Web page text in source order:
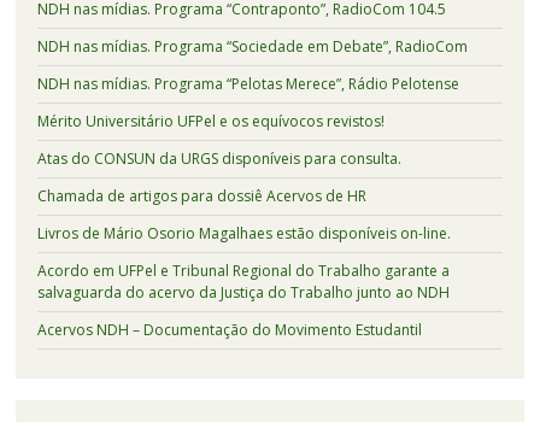
NDH nas mídias. Programa “Contraponto”, RadioCom 104.5
NDH nas mídias. Programa “Sociedade em Debate”, RadioCom
NDH nas mídias. Programa “Pelotas Merece”, Rádio Pelotense
Mérito Universitário UFPel e os equívocos revistos!
Atas do CONSUN da URGS disponíveis para consulta.
Chamada de artigos para dossiê Acervos de HR
Livros de Mário Osorio Magalhaes estão disponíveis on-line.
Acordo em UFPel e Tribunal Regional do Trabalho garante a
salvaguarda do acervo da Justiça do Trabalho junto ao NDH
Acervos NDH – Documentação do Movimento Estudantil